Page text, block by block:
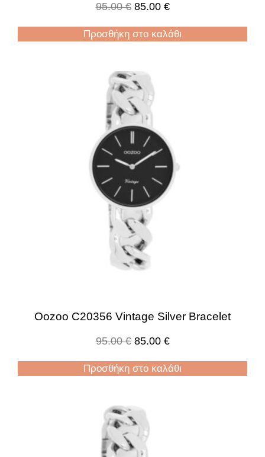
95.00€ 85.00 €
Προσθήκη στο καλάθι
Oozoo C20356 Vintage Silver Bracelet
95.00€ 85.00 €
Προσθήκη στο καλάθι